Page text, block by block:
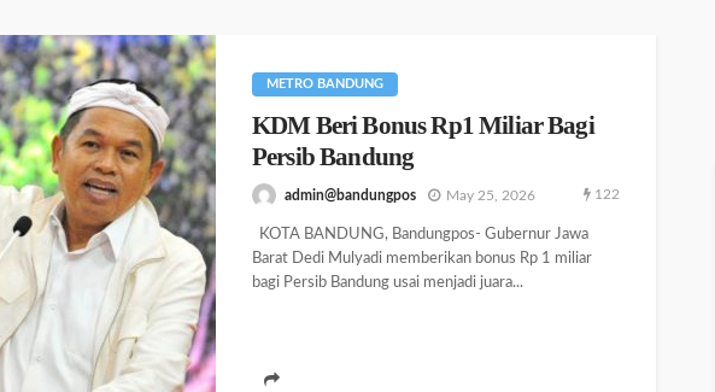
METRO BANDUNG
KDM Beri Bonus Rp1 Miliar Bagi
Persib Bandung
admin@bandungpos May 25, 2026 122
KOTA BANDUNG, Bandungpos- Gubernur Jawa
Barat Dedi Mulyadi memberikan bonus Rp 1 miliar
bagi Persib Bandung usai menjadi juara...